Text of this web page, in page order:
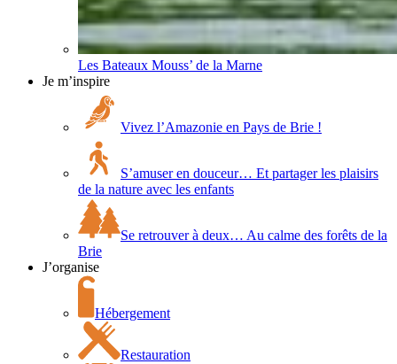
Les Bateaux Mouss’ de la Marne
Je m’inspire
Vivez l’Amazonie en Pays de Brie !
S’amuser en douceur… Et partager les plaisirs
de la nature avec les enfants
Se retrouver à deux… Au calme des forêts de la
Brie
J’organise
Hébergement
Restauration